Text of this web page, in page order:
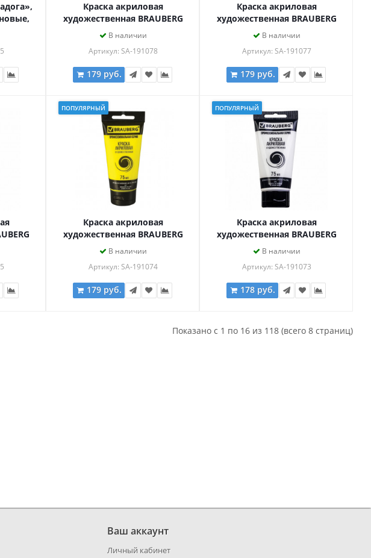
Краска акриловая
художественная BRAUBERG
ART CLASSIC, туба 75мл,
В наличии
Артикул: SA-191078
179 руб.
Краска акриловая
художественная BRAUBERG
ART CLASSIC, туба 75мл,
В наличии
Артикул: SA-191077
179 руб.
ПОПУЛЯРНЫЙ
Краска акриловая
художественная BRAUBERG
ART CLASSIC, туба 75мл,
В наличии
Артикул: SA-191074
179 руб.
ПОПУЛЯРНЫЙ
Краска акриловая
художественная BRAUBERG
ART CLASSIC, туба 75мл,
В наличии
Артикул: SA-191073
178 руб.
Показано с 1 по 16 из 118 (всего 8 страниц)
Ваш аккаунт
Личный кабинет